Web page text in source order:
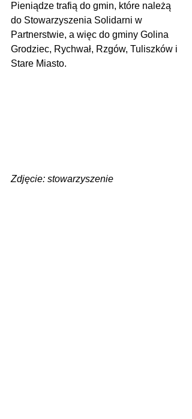
Pieniądze trafią do gmin, które należą
do Stowarzyszenia Solidarni w
Partnerstwie, a więc do gminy Golina
Grodziec, Rychwał, Rzgów, Tuliszków i
Stare Miasto.
Zdjęcie: stowarzyszenie